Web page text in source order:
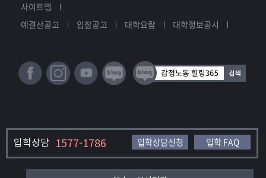
사이트맵
예결산공고
입찰공고 대학요람 대학정보공시
입학상담 1577-1786 입학상담신청 입학 FAQ